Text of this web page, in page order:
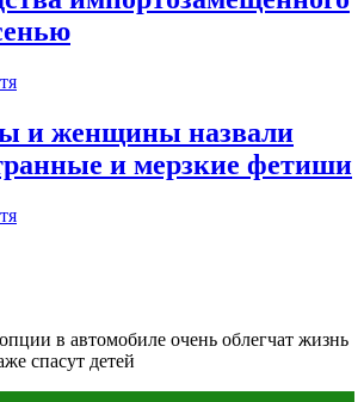
и женщины назвали
и мерзкие фетиши
в автомобиле очень облегчат жизнь
спасут детей